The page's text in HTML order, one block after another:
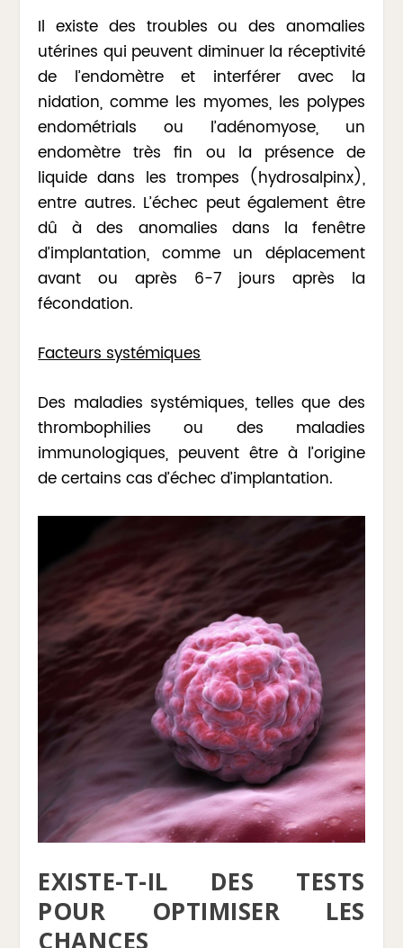
Il existe des troubles ou des anomalies
utérines qui peuvent diminuer la réceptivité
de l’endomètre et interférer avec la
nidation, comme les myomes, les polypes
endométrials ou l’adénomyose, un
endomètre très fin ou la présence de
liquide dans les trompes (hydrosalpinx),
entre autres. L’échec peut également être
dû à des anomalies dans la fenêtre
d’implantation, comme un déplacement
avant ou après 6-7 jours après la
fécondation.
Facteurs systémiques
Des maladies systémiques, telles que des
thrombophilies ou des maladies
immunologiques, peuvent être à l’origine
de certains cas d’échec d’implantation.
EXISTE-T-IL DES TESTS
POUR OPTIMISER LES
CHANCES